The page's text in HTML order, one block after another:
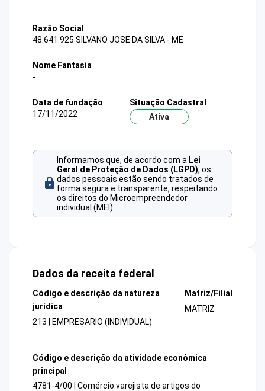
Razão Social
48.641.925 SILVANO JOSE DA SILVA - ME
Nome Fantasia
-
Data de fundação
17/11/2022
Situação Cadastral
Ativa
Informamos que, de acordo com a Lei
Geral de Proteção de Dados (LGPD), os
dados pessoais estão sendo tratados de
forma segura e transparente, respeitando
os direitos do Microempreendedor
individual (MEI).
Dados da receita federal
Código e descrição da natureza
jurídica
213 | EMPRESARIO (INDIVIDUAL)
Matriz/Filial
MATRIZ
Código e descrição da atividade econômica
principal
4781-4/00 | Comércio varejista de artigos do